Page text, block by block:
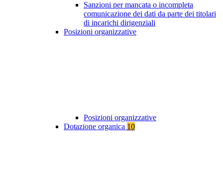
Sanzioni per mancata o incompleta
comunicazione dei dati da parte dei titolari
di incarichi dirigenziali
Posizioni organizzative
Posizioni organizzative
Dotazione organica 10